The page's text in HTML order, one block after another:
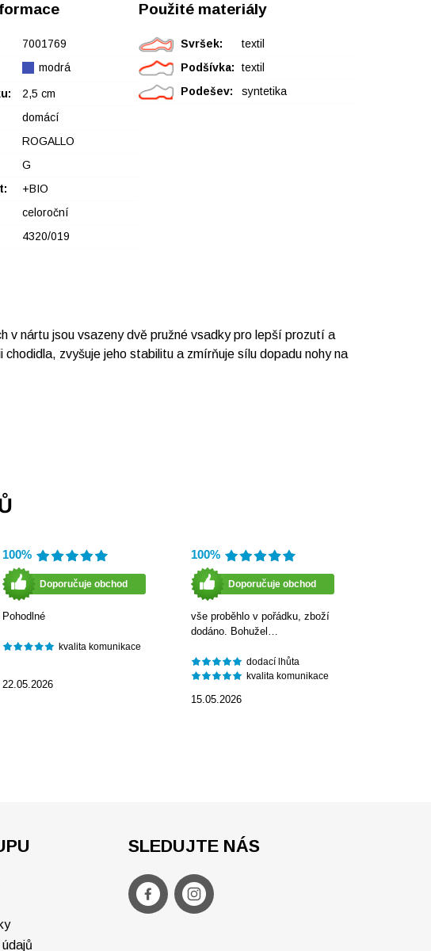
7001769
modrá
2,5 cm
domácí
ROGALLO
G
+BIO
celoroční
4320/019
Použité materiály
Svršek:
textil
Podšívka:
textil
Podešev:
syntetika
v nártu jsou vsazeny dvě pružné vsadky pro lepší prozutí a
zvyšuje jeho stabilitu a zmírňuje sílu dopadu nohy na
100%
Doporučuje obchod
Pohodlné
kvalita komunikace
22.05.2026
100%
Doporučuje obchod
vše proběhlo v pořádku, zboží
dodáno. Bohužel…
dodací lhůta
kvalita komunikace
15.05.2026
SLEDUJTE NÁS